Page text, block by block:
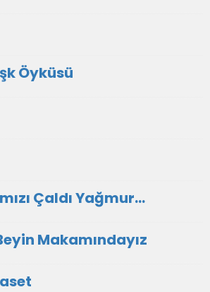
Öyküsü
Çaldı Yağmur...
Makamındayız